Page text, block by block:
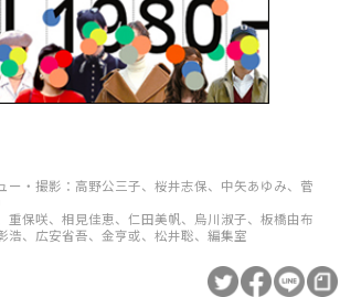
ー・撮影：高野公三子、桜井志保、中矢あゆみ、菅
重保咲、相見佳恵、仁田美帆、烏川淑子、板橋由布
浩、広安省吾、金亨或、松井聡、編集室